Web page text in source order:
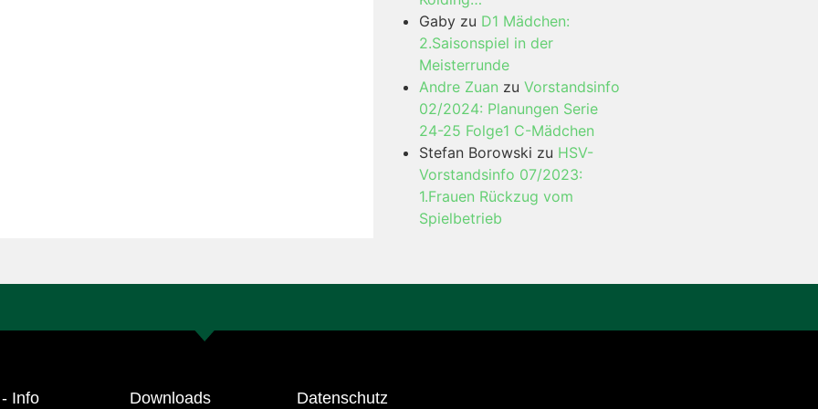
Gabyzu D1 Mädchen:
2.Saisonspiel in der
Meisterrunde
Andre Zuan zu Vorstandsinfo
02/2024: Planungen Serie
24-25 Folge1 C-Mädchen
Stefan Borowski zu HSV-
Vorstandsinfo 07/2023:
1.Frauen Rückzug vom
Spielbetrieb
Info Downloads Datenschutz